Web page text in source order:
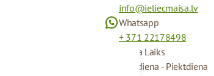
info@ieliecmaisa.lv
Whatsapp
+ 371 22178498
Darba Laiks
Pirmdiena - Piektdiena